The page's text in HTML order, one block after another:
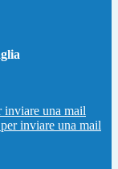
inviare una mail
inviare una mail